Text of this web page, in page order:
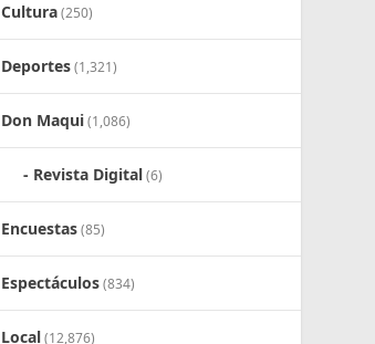
Cultura(250)
Deportes(1,321)
Don Maqui(1,086)
Revista Digital(6)
Encuestas(85)
Espectáculos(834)
Local(12,876)